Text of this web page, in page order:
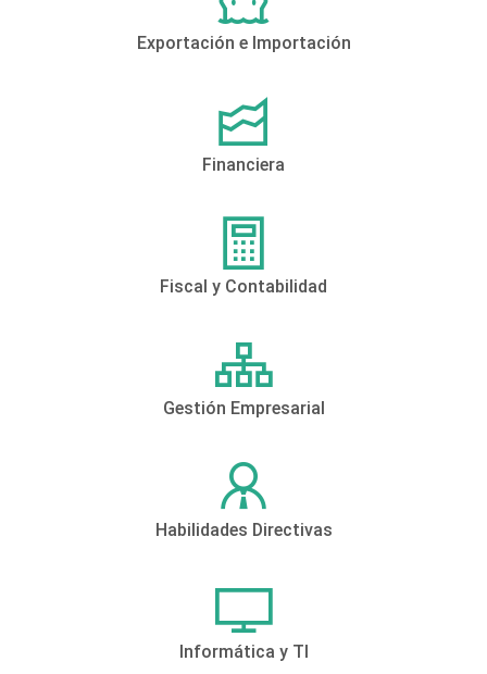
Exportación e Importación
Financiera
Fiscal y Contabilidad
Gestión Empresarial
Habilidades Directivas
Informática y TI